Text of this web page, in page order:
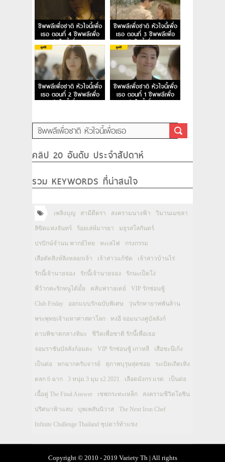
ชีพพลีเพื่อชาติ หัวใจนี้เพื่อ
เธอ ตอนที่ 4 ชีพพลีเพื่อ
ชาติ หัวใจนี้เพื่อเธอ EP.4
ชีพพลีเพื่อชาติ หัวใจนี้เพื่อ
เธอ ตอนที่ 3 ชีพพลีเพื่อ
ชาติ หัวใจนี้เพื่อเธอ EP.3
ชีพพลีเพื่อชาติ หัวใจนี้เพื่อ
เธอ ตอนที่ 2 ชีพพลีเพื่อ
ชาติ หัวใจนี้เพื่อเธอ EP.2
ชีพพลีเพื่อชาติ หัวใจนี้เพื่อ
เธอ ตอนที่ 1 ชีพพลีเพื่อ
ชาติ หัวใจนี้เพื่อเธอ EP.1
คลิป 20 อันดับ ประจำสัปดาห์
รวม KEYWORDS ที่น่าสนใจ
เพลิงบุญ สามีตีตรา สงครามนางฟ้า วิมานเมขลา
ลิขิตแห่งจันทร์ ร้อยเล่ห์มารยา มธุรสโลกันตร์
ปรปักษ์จำนน พากย์ไทย ทะเลไฟ กรงกรรม
เสือตัดสิงห์ลิงหลอกเจ้า เจ้าสาวแก้ขัด เจ้าสาวบ้านไร่
รักนี้เจ้านายจอง รักนี้เจ้านายจอง รักนะเป็ดโง่
พี่ว้ากคะรักหนูได้มั้ย คลับฟรายเดย์ VIP รักซ่อนชู้
Club Friday ออกแบบรักฉบับพิเศษ วุ่นรักทายาทพันล้าน
พระพุทธเจ้ามหาศาสดาโลก ทงอี จอมนางคู่บัลลังก์
ดาบพิฆาตกลางหิมะ ชีวิตเพื่อชาติ รักนี้เพื่อเธอ
จอมราชันบัลลังก์อมตะ VIP รักซ่อนชู้ เกาหลี เสือชะนีเก้ง
เป็นต่อ หกฉากครับจารย์ สุภาพบุรุษสุดซอย ระเบิดเถิดเทิง
ตลก 6 ฉาก 3 หนุ่ม 3 มุม x2 2021 เลือดมังกร แรด เป็นต่อ
เนื้อคู่ The Final Answer เชฟกระทะเหล็ก สงครามชีวิตโอชิน
ปริศนาฟ้าแลบ บุพเพสันนิวาส The Next Iron Chef
Infinite Challenge Thailand ซุปตาร์ท้าแข่ง
Copyright © 2010 - 2019 Variety Th | All rights